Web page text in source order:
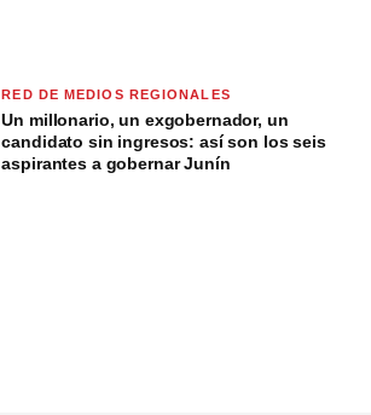
RED DE MEDIOS REGIONALES
Un millonario, un exgobernador, un
candidato sin ingresos: así son los seis
aspirantes a gobernar Junín